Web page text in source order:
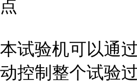
点
本试验机可以通
动控制整个试验